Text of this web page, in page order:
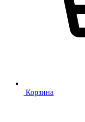
Корзина